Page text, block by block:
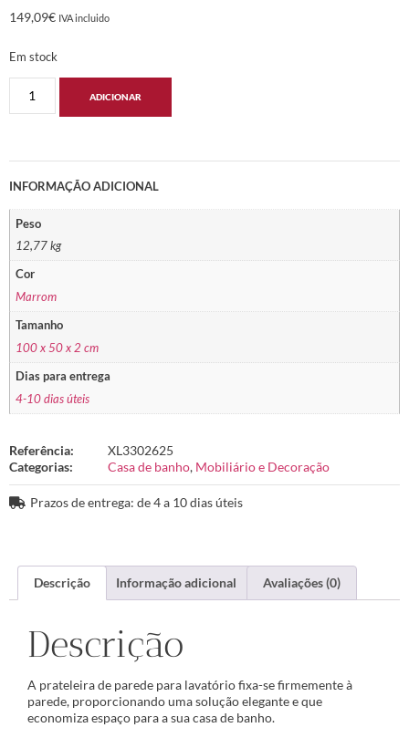
149,09€ IVA incluido
Em stock
ADICIONAR
INFORMAÇÃO ADICIONAL
Peso
12,77 kg
Cor
Marrom
Tamanho
100 x 50 x 2 cm
Dias para entrega
4-10 dias úteis
Referência:
XL3302625
Categorias:
Casa de banho, Mobiliário e Decoração
Prazos de entrega: de 4 a 10 dias úteis
Descrição Informação adicional Avaliações (0)
Descrição
A prateleira de parede para lavatório fixa-se firmemente à
parede, proporcionando uma solução elegante e que
economiza espaço para a sua casa de banho.